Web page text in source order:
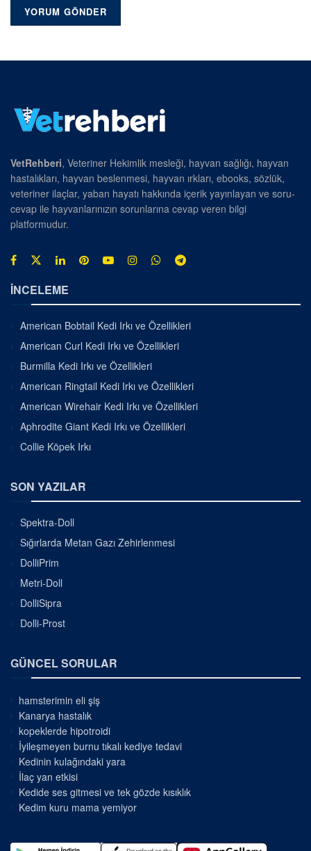
VetRehberi, Veteriner Hekimlik mesleği, hayvan sağlığı, hayvan
hastalıkları, hayvan beslenmesi, hayvan ırkları, ebooks, sözlük,
veteriner ilaçlar, yaban hayatı hakkında içerik yayınlayan ve soru-
cevap ile hayvanlarınızın sorunlarına cevap veren bilgi
platformudur.
İNCELEME
American Bobtail Kedi Irkı ve Özellikleri
American Curl Kedi Irkı ve Özellikleri
Burmilla Kedi Irkı ve Özellikleri
American Ringtail Kedi Irkı ve Özellikleri
American Wirehair Kedi Irkı ve Özellikleri
Aphrodite Giant Kedi Irkı ve Özellikleri
Collie Köpek Irkı
SON YAZILAR
Spektra-Doll
Sığırlarda Metan Gazı Zehirlenmesi
DolliPrim
Metri-Doll
DolliSipra
Dolli-Prost
GÜNCEL SORULAR
hamsterimin eli şiş
Kanarya hastalık
kopeklerde hipotroidi
İyileşmeyen burnu tıkalı kediye tedavi
Kedinin kulağındaki yara
İlaç yan etkisi
Kedide ses gitmesi ve tek gözde kısıklık
Kedim kuru mama yemiyor